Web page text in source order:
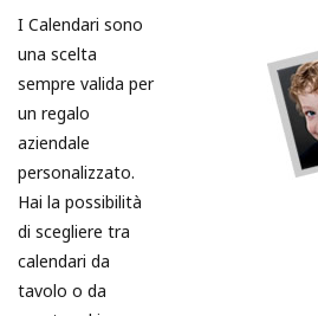
I Calendari sono
una scelta
sempre valida per
un regalo
aziendale
personalizzato.
Hai la possibilità
di scegliere tra
calendari da
tavolo o da